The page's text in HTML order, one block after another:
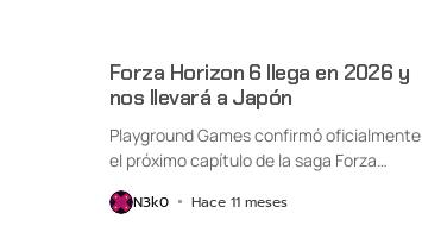
Forza Horizon 6 llega en 2026 y
nos llevará a Japón
Playground Games confirmó oficialmente
el próximo capítulo de la saga Forza
N3k0 Hace 11 meses